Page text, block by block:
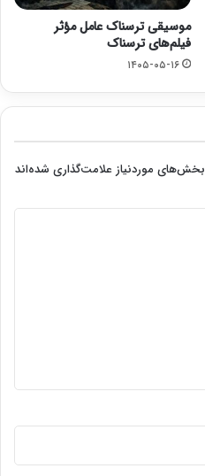
موسیقی ترسناک عامل مؤثر
فیلم‌های ترسناک
۱۴۰۵-۰۵-۱۶
بخش‌های موردنیاز علامت‌گذاری شده‌اند